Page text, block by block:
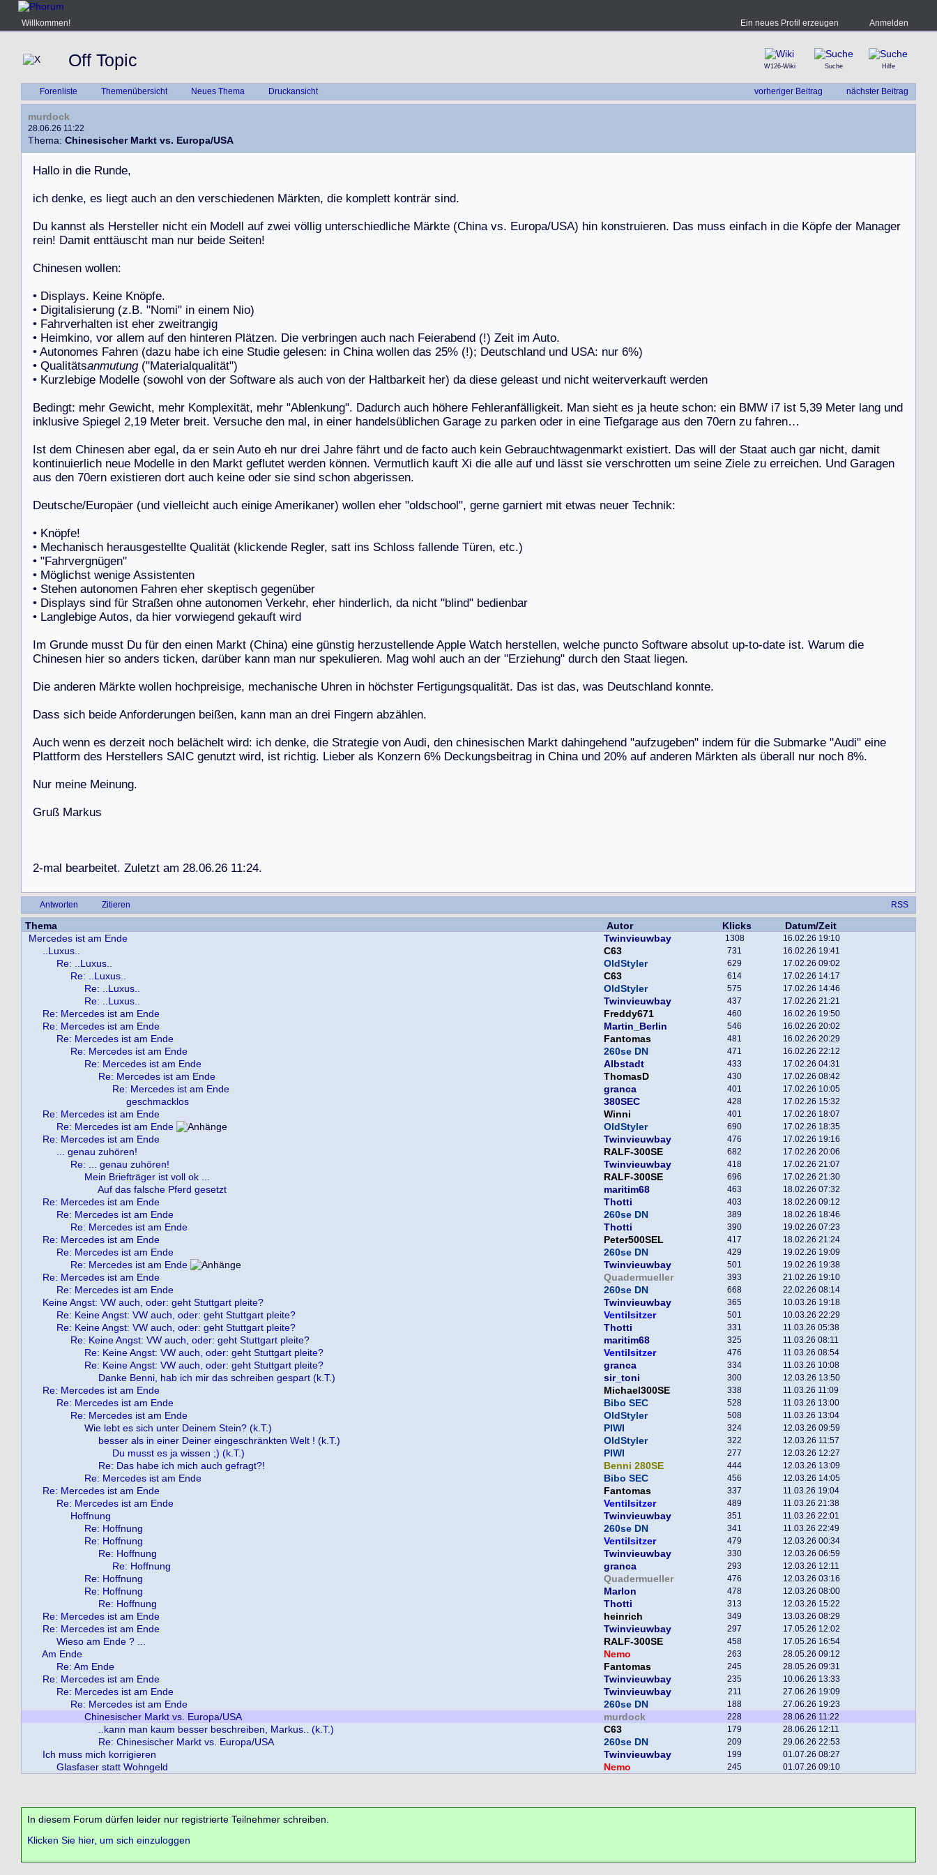
Willkommen! Ein neues Profil erzeugen Anmelden
Off Topic W126-Wiki Suche Hilfe
vorheriger Beitrag nächster Beitrag
Forenliste Themenübersicht Neues Thema Druckansicht
murdock
28.06.26 11:22
Thema: Chinesischer Markt vs. Europa/USA
Hallo in die Runde,
ich denke, es liegt auch an den verschiedenen Märkten, die komplett konträr sind.
Du kannst als Hersteller nicht ein Modell auf zwei völlig unterschiedliche Märkte (China vs. Europa/USA) hin konstruieren. Das muss einfach in die Köpfe der Manager
rein! Damit enttäuscht man nur beide Seiten!
Chinesen wollen:
• Displays. Keine Knöpfe.
• Digitalisierung (z.B. "Nomi" in einem Nio)
• Fahrverhalten ist eher zweitrangig
• Heimkino, vor allem auf den hinteren Plätzen. Die verbringen auch nach Feierabend (!) Zeit im Auto.
• Autonomes Fahren (dazu habe ich eine Studie gelesen: in China wollen das 25% (!); Deutschland und USA: nur 6%)
• Qualitätsanmutung ("Materialqualität")
• Kurzlebige Modelle (sowohl von der Software als auch von der Haltbarkeit her) da diese geleast und nicht weiterverkauft werden
Bedingt: mehr Gewicht, mehr Komplexität, mehr "Ablenkung". Dadurch auch höhere Fehleranfälligkeit. Man sieht es ja heute schon: ein BMW i7 ist 5,39 Meter lang und
inklusive Spiegel 2,19 Meter breit. Versuche den mal, in einer handelsüblichen Garage zu parken oder in eine Tiefgarage aus den 70ern zu fahren…
Ist dem Chinesen aber egal, da er sein Auto eh nur drei Jahre fährt und de facto auch kein Gebrauchtwagenmarkt existiert. Das will der Staat auch gar nicht, damit
kontinuierlich neue Modelle in den Markt geflutet werden können. Vermutlich kauft Xi die alle auf und lässt sie verschrotten um seine Ziele zu erreichen. Und Garagen
aus den 70ern existieren dort auch keine oder sie sind schon abgerissen.
Deutsche/Europäer (und vielleicht auch einige Amerikaner) wollen eher "oldschool", gerne garniert mit etwas neuer Technik:
• Knöpfe!
• Mechanisch herausgestellte Qualität (klickende Regler, satt ins Schloss fallende Türen, etc.)
• "Fahrvergnügen"
• Möglichst wenige Assistenten
• Stehen autonomen Fahren eher skeptisch gegenüber
• Displays sind für Straßen ohne autonomen Verkehr, eher hinderlich, da nicht "blind" bedienbar
• Langlebige Autos, da hier vorwiegend gekauft wird
Im Grunde musst Du für den einen Markt (China) eine günstig herzustellende Apple Watch herstellen, welche puncto Software absolut up-to-date ist. Warum die
Chinesen hier so anders ticken, darüber kann man nur spekulieren. Mag wohl auch an der "Erziehung" durch den Staat liegen.
Die anderen Märkte wollen hochpreisige, mechanische Uhren in höchster Fertigungsqualität. Das ist das, was Deutschland konnte.
Dass sich beide Anforderungen beißen, kann man an drei Fingern abzählen.
Auch wenn es derzeit noch belächelt wird: ich denke, die Strategie von Audi, den chinesischen Markt dahingehend "aufzugeben" indem für die Submarke "Audi" eine
Plattform des Herstellers SAIC genutzt wird, ist richtig. Lieber als Konzern 6% Deckungsbeitrag in China und 20% auf anderen Märkten als überall nur noch 8%.
Nur meine Meinung.
Gruß Markus
2-mal bearbeitet. Zuletzt am 28.06.26 11:24.
Antworten Zitieren RSS
Thema Autor Klicks
Datum/Zeit
Mercedes ist am Ende
Twinvieuwbay 1308 16.02.26 19:10
..Luxus.. C63 731 16.02.26 19:41
Re: ..Luxus.. OldStyler 629 17.02.26 09:02
Re: ..Luxus.. C63 614 17.02.26 14:17
Re: ..Luxus.. OldStyler 575 17.02.26 14:46
Re: ..Luxus.. Twinvieuwbay 437 17.02.26 21:21
Re: Mercedes ist am Ende Freddy671 460 16.02.26 19:50
Re: Mercedes ist am Ende Martin_Berlin 546 16.02.26 20:02
Re: Mercedes ist am Ende Fantomas 481 16.02.26 20:29
Re: Mercedes ist am Ende 260se DN 471 16.02.26 22:12
Re: Mercedes ist am Ende Albstadt 433 17.02.26 04:31
Re: Mercedes ist am Ende ThomasD 430 17.02.26 08:42
Re: Mercedes ist am Ende granca 401 17.02.26 10:05
geschmacklos 380SEC 428 17.02.26 15:32
Re: Mercedes ist am Ende Winni 401 17.02.26 18:07
Re: Mercedes ist am Ende OldStyler 690 17.02.26 18:35
Re: Mercedes ist am Ende Twinvieuwbay 476 17.02.26 19:16
... genau zuhören! RALF-300SE 682 17.02.26 20:06
Re: ... genau zuhören! Twinvieuwbay 418 17.02.26 21:07
Mein Briefträger ist voll ok ... RALF-300SE 696 17.02.26 21:30
Auf das falsche Pferd gesetzt maritim68 463 18.02.26 07:32
Re: Mercedes ist am Ende Thotti 403 18.02.26 09:12
Re: Mercedes ist am Ende 260se DN 389 18.02.26 18:46
Re: Mercedes ist am Ende Thotti 390 19.02.26 07:23
Re: Mercedes ist am Ende Peter500SEL 417 18.02.26 21:24
Re: Mercedes ist am Ende 260se DN 429 19.02.26 19:09
Re: Mercedes ist am Ende Twinvieuwbay 501 19.02.26 19:38
Re: Mercedes ist am Ende Quadermueller 393 21.02.26 19:10
Re: Mercedes ist am Ende 260se DN 668 22.02.26 08:14
Keine Angst: VW auch, oder: geht Stuttgart pleite? Twinvieuwbay 365 10.03.26 19:18
Re: Keine Angst: VW auch, oder: geht Stuttgart pleite? Ventilsitzer 501 10.03.26 22:29
Re: Keine Angst: VW auch, oder: geht Stuttgart pleite? Thotti 331 11.03.26 05:38
Re: Keine Angst: VW auch, oder: geht Stuttgart pleite? maritim68 325 11.03.26 08:11
Re: Keine Angst: VW auch, oder: geht Stuttgart pleite? Ventilsitzer 476 11.03.26 08:54
Re: Keine Angst: VW auch, oder: geht Stuttgart pleite? granca 334 11.03.26 10:08
Danke Benni, hab ich mir das schreiben gespart (k.T.) sir_toni 300 12.03.26 13:50
Re: Mercedes ist am Ende Michael300SE 338 11.03.26 11:09
Re: Mercedes ist am Ende Bibo SEC 528 11.03.26 13:00
Re: Mercedes ist am Ende OldStyler 508 11.03.26 13:04
Wie lebt es sich unter Deinem Stein? (k.T.) PIWI 324 12.03.26 09:59
besser als in einer Deiner eingeschränkten Welt ! (k.T.) OldStyler 322 12.03.26 11:57
Du musst es ja wissen ;) (k.T.) PIWI 277 12.03.26 12:27
Re: Das habe ich mich auch gefragt?! Benni 280SE 444 12.03.26 13:09
Re: Mercedes ist am Ende Bibo SEC 456 12.03.26 14:05
Re: Mercedes ist am Ende Fantomas 337 11.03.26 19:04
Re: Mercedes ist am Ende Ventilsitzer 489 11.03.26 21:38
Hoffnung Twinvieuwbay 351 11.03.26 22:01
Re: Hoffnung 260se DN 341 11.03.26 22:49
Re: Hoffnung Ventilsitzer 479 12.03.26 00:34
Re: Hoffnung Twinvieuwbay 330 12.03.26 06:59
Re: Hoffnung granca 293 12.03.26 12:11
Re: Hoffnung Quadermueller 476 12.03.26 03:16
Re: Hoffnung Marlon 478 12.03.26 08:00
Re: Hoffnung Thotti 313 12.03.26 15:22
Re: Mercedes ist am Ende heinrich 349 13.03.26 08:29
Re: Mercedes ist am Ende Twinvieuwbay 297 17.05.26 12:02
Wieso am Ende ? ... RALF-300SE 458 17.05.26 16:54
Am Ende Nemo 263 28.05.26 09:12
Re: Am Ende Fantomas 245 28.05.26 09:31
Re: Mercedes ist am Ende Twinvieuwbay 235 10.06.26 13:33
Re: Mercedes ist am Ende Twinvieuwbay 211 27.06.26 19:09
Re: Mercedes ist am Ende 260se DN 188 27.06.26 19:23
Chinesischer Markt vs. Europa/USA murdock 228 28.06.26 11:22
..kann man kaum besser beschreiben, Markus.. (k.T.) C63 179 28.06.26 12:11
Re: Chinesischer Markt vs. Europa/USA 260se DN 209 29.06.26 22:53
Ich muss mich korrigieren Twinvieuwbay 199 01.07.26 08:27
Glasfaser statt Wohngeld Nemo 245 01.07.26 09:10
In diesem Forum dürfen leider nur registrierte Teilnehmer schreiben.
Klicken Sie hier, um sich einzuloggen